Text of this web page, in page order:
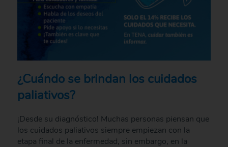
¿Cuándo se brindan los cuidados
paliativos?
¡Desde su diagnóstico! Muchas personas piensan que
los cuidados paliativos siempre empiezan con la
etapa final de la enfermedad, sin embargo, en la